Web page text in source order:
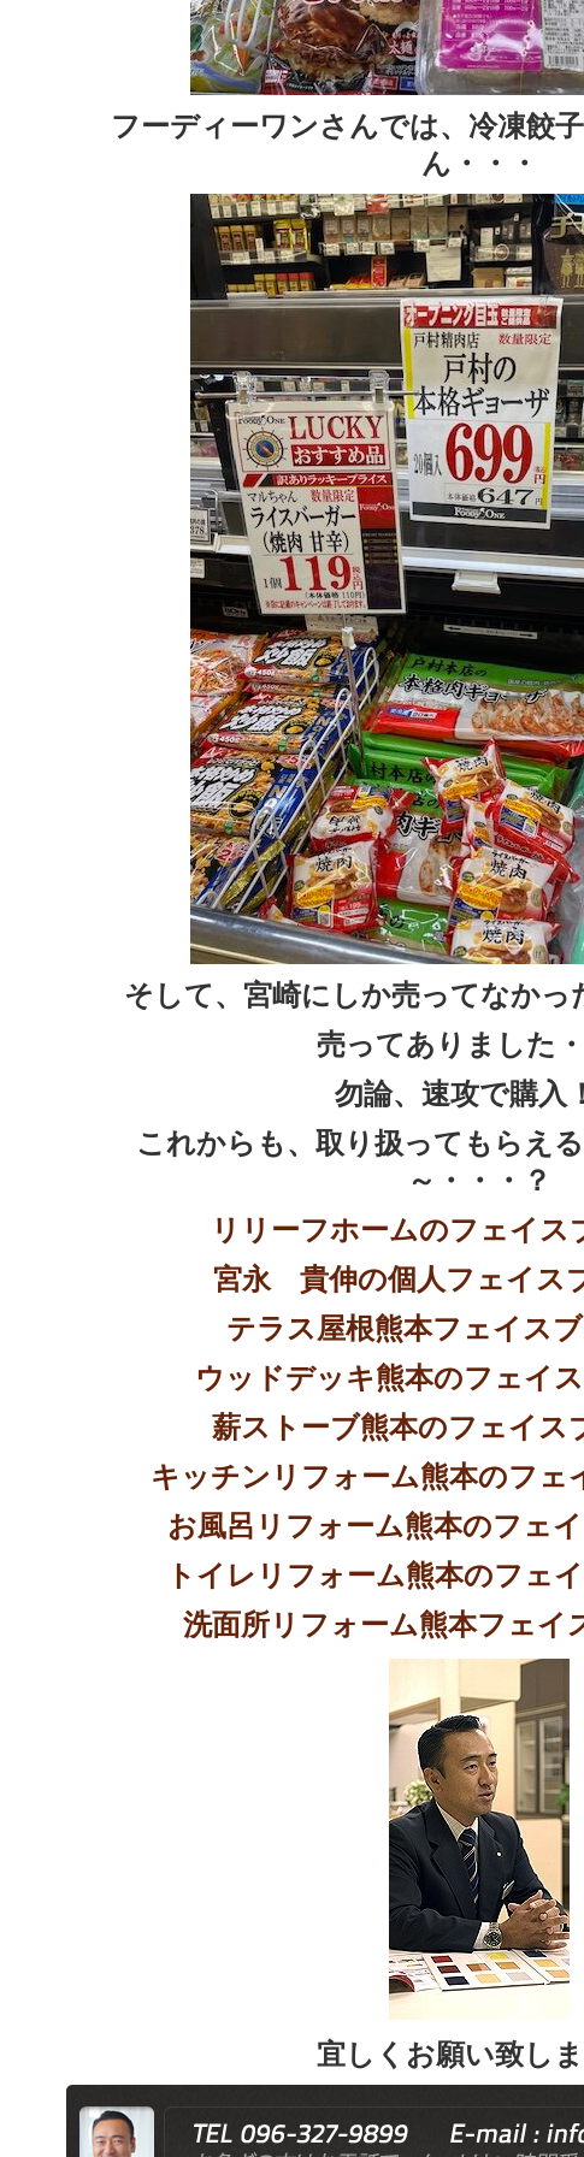
フーディーワンさんでは、冷凍餃
ん・・・
そして、宮崎にしか売ってなかっ
売ってありました
勿論、速攻で購入
これからも、取り扱ってもらえ
～・・・？
リリーフホームのフェイス
宮永 貴伸の個人フェイス
テラス屋根熊本フェイス
ウッドデッキ熊本のフェイ
薪ストーブ熊本のフェイス
キッチンリフォーム熊本のフェ
お風呂リフォーム熊本のフェ
トイレリフォーム熊本のフェ
洗面所リフォーム熊本フェイ
宜しくお願い致し